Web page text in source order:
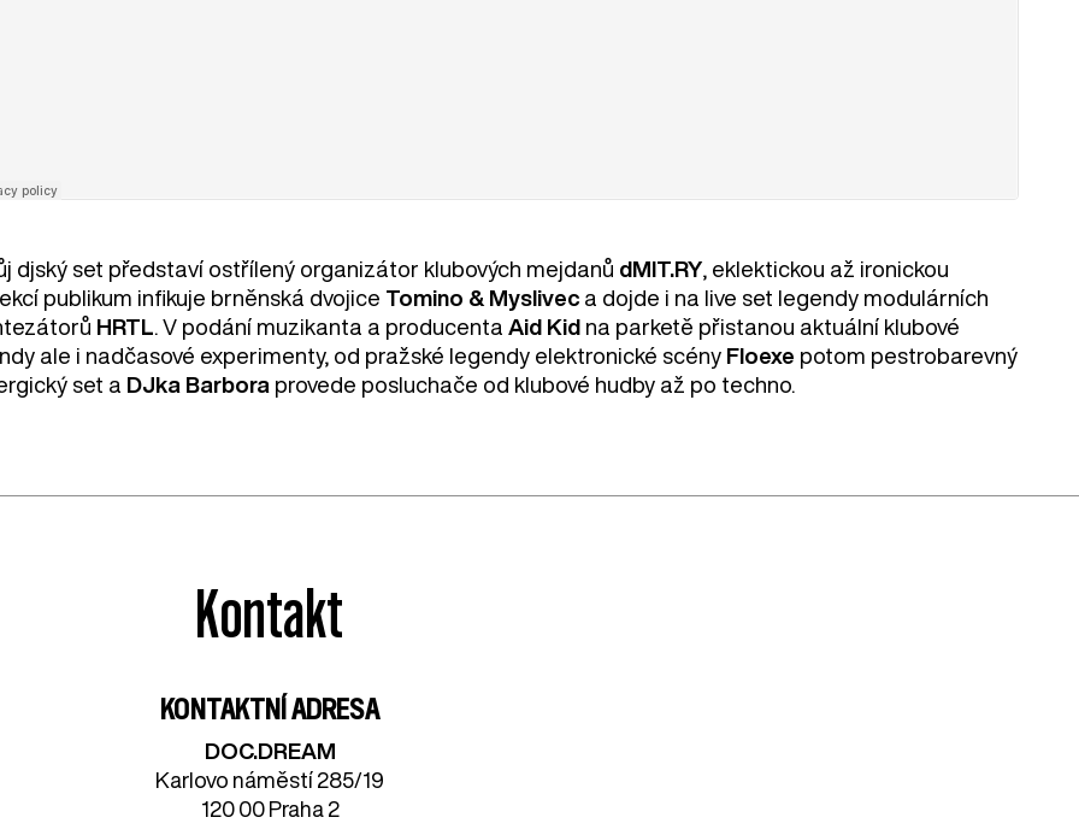
djský set představí ostřílený organizátor klubových mejdanů dMIT.RY , eklektickou až ironickou
publikum infikuje brněnská dvojice Tomino & Myslivec a dojde i na live set legendy modulárních
HRTL . V podání muzikanta a producenta Aid Kid na parketě přistanou aktuální klubové
ale i nadčasové experimenty, od pražské legendy elektronické scény Floexe potom pestrobarevný
set a DJka Barbora provede posluchače od klubové hudby až po techno.
Kontakt
KONTAKTNÍ ADRESA
DOC.DREAM​
Karlovo náměstí 285/19
120 00 Praha 2